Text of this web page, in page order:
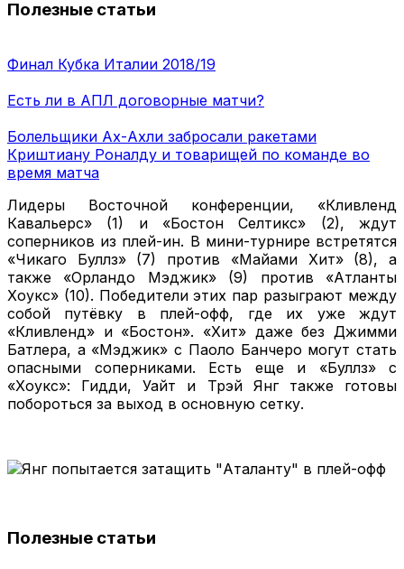
Полезные статьи
Финал Кубка Италии 2018/19
Есть ли в АПЛ договорные матчи?
Болельщики Ах-Ахли забросали ракетами
Криштиану Роналду и товарищей по команде во
время матча
Лидеры Восточной конференции, «Кливленд
Кавальерс» (1) и «Бостон Селтикс» (2), ждут
соперников из плей-ин. В мини-турнире встретятся
«Чикаго Буллз» (7) против «Майами Хит» (8), а
также «Орландо Мэджик» (9) против «Атланты
Хоукс» (10). Победители этих пар разыграют между
собой путёвку в плей-офф, где их уже ждут
«Кливленд» и «Бостон». «Хит» даже без Джимми
Батлера, а «Мэджик» с Паоло Банчеро могут стать
опасными соперниками. Есть еще и «Буллз» с
«Хоукс»: Гидди, Уайт и Трэй Янг также готовы
побороться за выход в основную сетку.
Полезные статьи